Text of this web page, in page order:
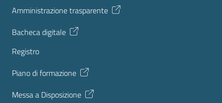
Amministrazione trasparente
Bacheca digitale
Registro
Piano di formazione
Messa a Disposizione